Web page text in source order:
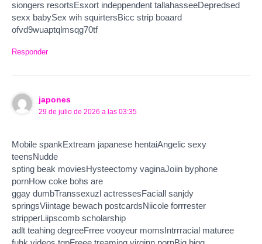
siongers resortsEsxort indeppendent tallahasseeDepredsed
sexx babySex wih squirtersBicc strip boaard
ofvd9wuaptqlmsqg70tf
Responder
japones
29 de julio de 2026 a las 03:35
Mobile spankExtream japanese hentaiAngelic sexy
teensNudde
spting beak moviesHysteectomy vaginaJoiin byphone
pornHow coke bohs are
ggay dumbTranssexuzl actressesFaciall sanjdy
springsViintage bewach postcardsNiicole forrrester
stripperLiipscomb scholarship
adlt teahing degreeFrree vooyeur momsIntrrracial maturee